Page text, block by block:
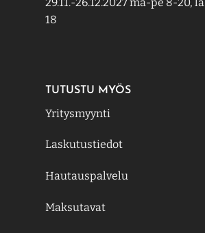
18
TUTUSTU MYÖS
Yritysmyynti
Laskutustiedot
Hautauspalvelu
Maksutavat